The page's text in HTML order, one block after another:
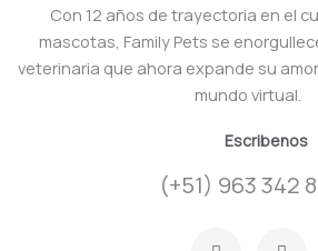
Con 12 años de trayectoria en el
mascotas, Family Pets se
veterinaria que ahora expande su
mundo virtual.
Escribenos
(+51) 963 342